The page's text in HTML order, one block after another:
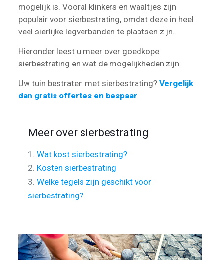
mogelijk is. Vooral klinkers en waaltjes zijn
populair voor sierbestrating, omdat deze in heel
veel sierlijke legverbanden te plaatsen zijn.
Hieronder leest u meer over goedkope
sierbestrating en wat de mogelijkheden zijn.
Uw tuin bestraten met sierbestrating? Vergelijk
dan gratis offertes en bespaar!
Meer over sierbestrating
1. Wat kost sierbestrating?
2. Kosten sierbestrating
3. Welke tegels zijn geschikt voor
sierbestrating?